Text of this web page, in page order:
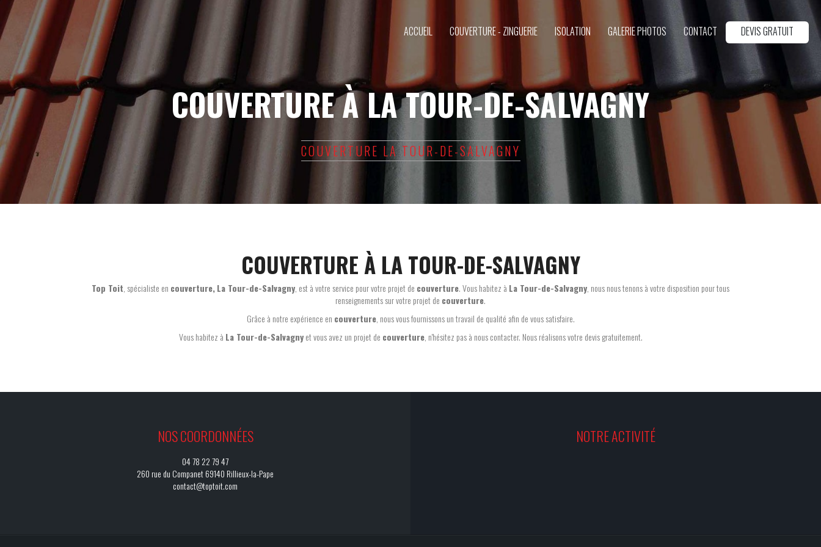
ACCUEIL COUVERTURE - ZINGUERIE ISOLATION GALERIE PHOTOS CONTACT DEVIS GRATUIT
COUVERTURE À LA TOUR-DE-SALVAGNY
COUVERTURE LA TOUR-DE-SALVAGNY
COUVERTURE À LA TOUR-DE-SALVAGNY
Top Toit , spécialiste en couverture,La Tour-de-Salvagny , est à votre service pour votre projet de couverture. Vous habitez à La Tour-de-Salvagny , nous nous tenons à votre disposition pour tous
renseignements sur votre projet de couverture.
Grâce à notre expérience en couverture, nous vous fournissons un travail de qualité afin de vous satisfaire.
Vous habitez à La Tour-de-Salvagnyet vous avez un projet de couverture, n'hésitez pas à nous contacter. Nous réalisons votre devis gratuitement.
NOS COORDONNÉES
04 78 22 79 47
260 rue du Companet 69140 Rillieux-la-Pape
contact@toptoit.com
NOTRE ACTIVITÉ
Panneau de gestion des cookies